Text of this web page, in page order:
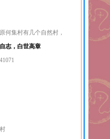
何集村有几个自然村，
志，白世高章